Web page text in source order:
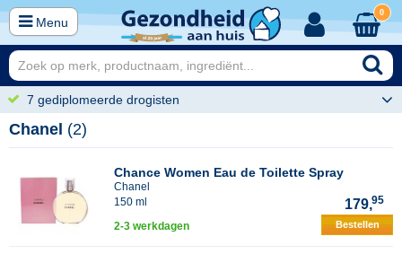
Menu
0
7 gediplomeerde drogisten
Chanel (2)
Chance Women Eau de Toilette Spray
Chanel
150 ml
179,95
2-3 werkdagen Bestellen